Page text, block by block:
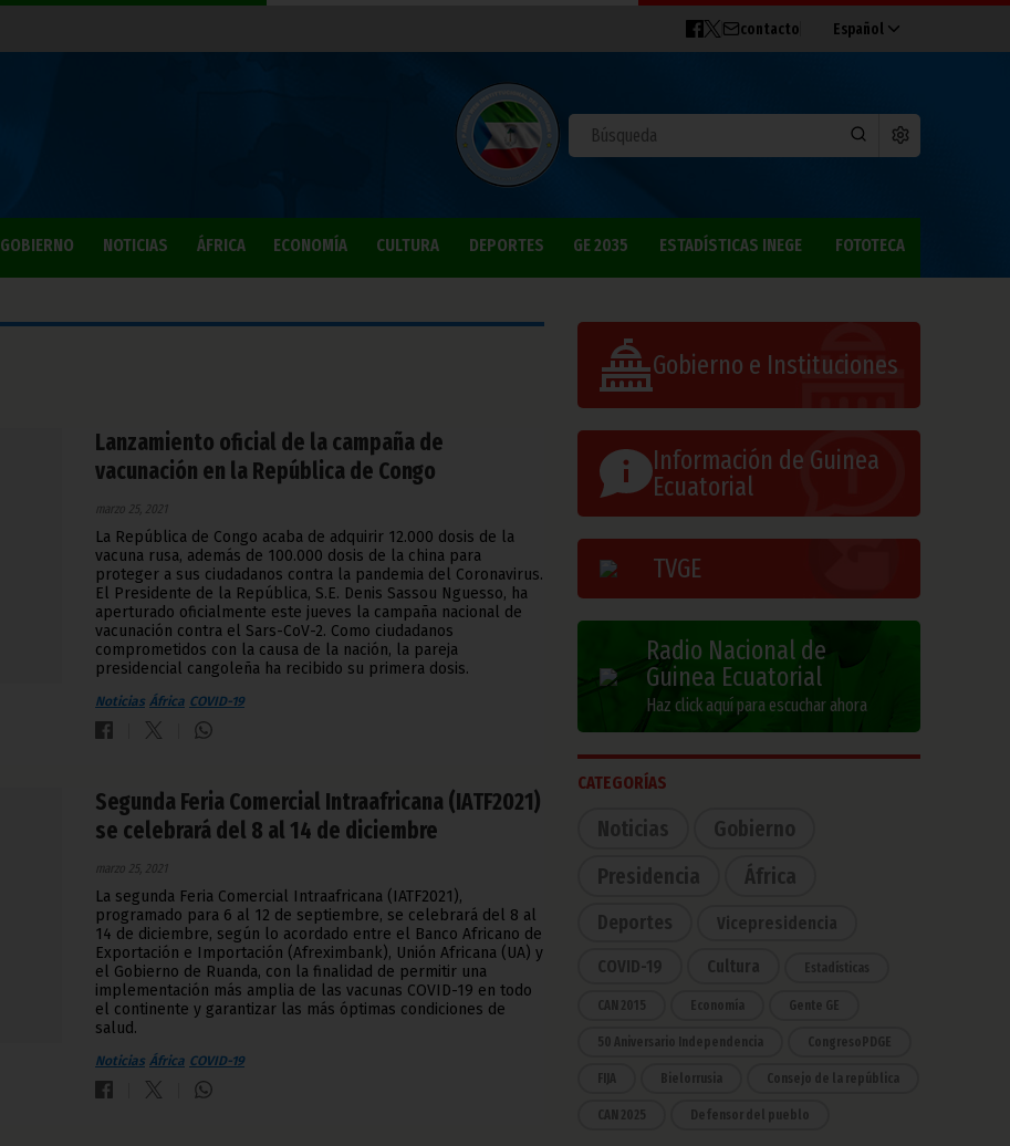
contacto Español
GOBIERNO NOTICIAS ÁFRICA ECONOMÍA CULTURA DEPORTES GE 2035 ESTADÍSTICAS INEGE FOTOTECA
Lanzamiento oficial de la campaña de
vacunación en la República de Congo
marzo 25, 2021
La República de Congo acaba de adquirir 12.000 dosis de la
vacuna rusa, además de 100.000 dosis de la china para
proteger a sus ciudadanos contra la pandemia del Coronavirus.
El Presidente de la República, S.E. Denis Sassou Nguesso, ha
aperturado oficialmente este jueves la campaña nacional de
vacunación contra el Sars-CoV-2. Como ciudadanos
comprometidos con la causa de la nación, la pareja
presidencial cangoleña ha recibido su primera dosis.
Noticias África COVID-19
Segunda Feria Comercial Intraafricana (IATF2021)
se celebrará del 8 al 14 de diciembre
marzo 25, 2021
La segunda Feria Comercial Intraafricana (IATF2021),
programado para 6 al 12 de septiembre, se celebrará del 8 al
14 de diciembre, según lo acordado entre el Banco Africano de
Exportación e Importación (Afreximbank), Unión Africana (UA) y
el Gobierno de Ruanda, con la finalidad de permitir una
implementación más amplia de las vacunas COVID-19 en todo
el continente y garantizar las más óptimas condiciones de
salud.
Noticias África COVID-19
Gobierno e Instituciones
Información de Guinea
Ecuatorial
TVGE
Radio Nacional de
Guinea Ecuatorial
Haz click aquí para escuchar ahora
CATEGORÍAS
Noticias
Gobierno
Presidencia
África
Deportes Vicepresidencia
COVID-19 Cultura Estadísticas
CAN 2015 Economía Gente GE
50 Aniversario Independencia CongresoPDGE
FIJA Bielorrusia Consejo de la república
CAN 2025 Defensor del pueblo